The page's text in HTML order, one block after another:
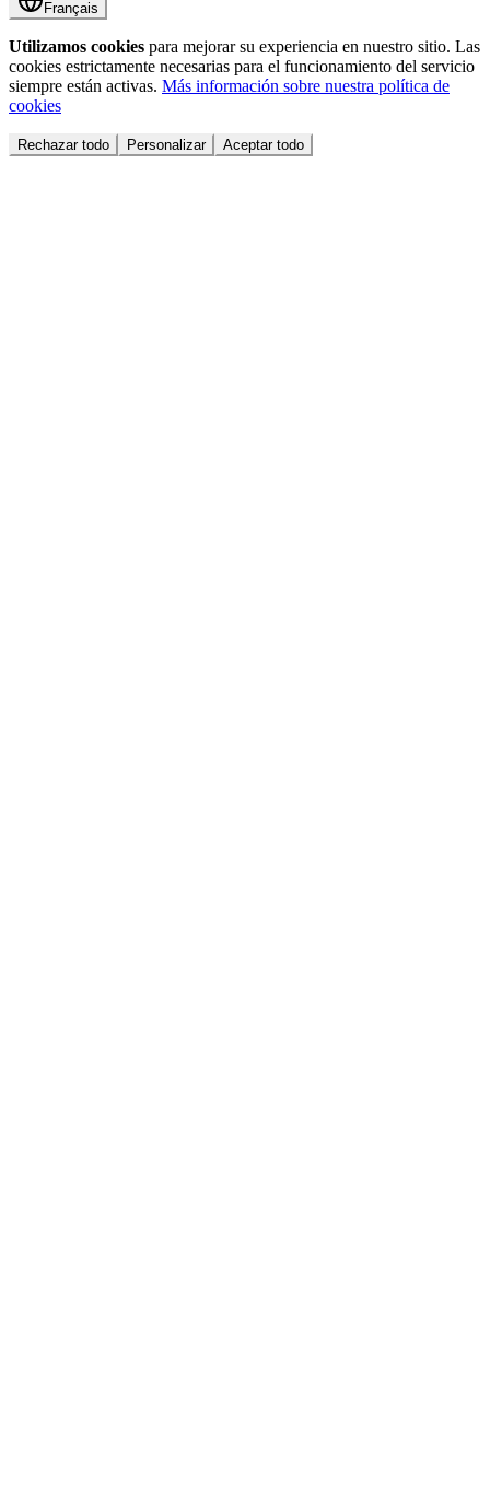
Français
Utilizamos cookies para mejorar su experiencia en nuestro sitio. Las
cookies estrictamente necesarias para el funcionamiento del servicio
siempre están activas. Más información sobre nuestra política de
cookies
Rechazar todo Personalizar Aceptar todo